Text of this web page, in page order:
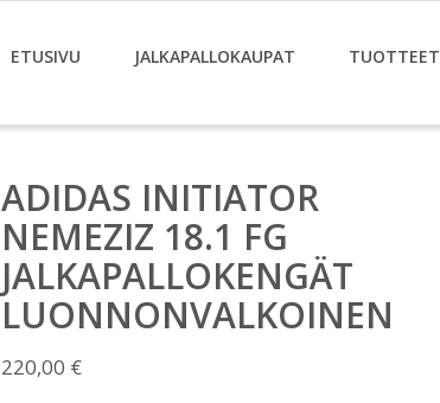
ETUSIVU JALKAPALLOKAUPAT TUOTTEET
ADIDAS INITIATOR
NEMEZIZ 18.1 FG
JALKAPALLOKENGÄT
LUONNONVALKOINEN
220,00 €